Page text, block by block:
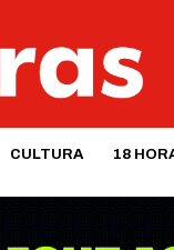
CULTURA 18